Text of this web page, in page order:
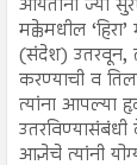
मक्केमधील
(संदेश) उतरवून,
करण्याची व
त्यांना आपल्या
आज्ञेचे त्यांनी